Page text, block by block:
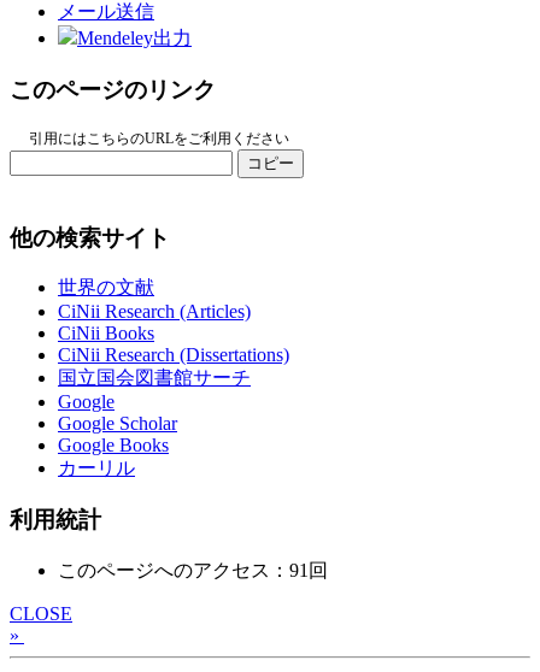
メール送信
Mendeley出力
このページのリンク
引用にはこちらのURLをご利用ください
コピー
他の検索サイト
世界の文献
CiNii Research (Articles)
CiNii Books
CiNii Research (Dissertations)
国立国会図書館サーチ
Google
Google Scholar
Google Books
カーリル
利用統計
このページへのアクセス：91回
CLOSE
»